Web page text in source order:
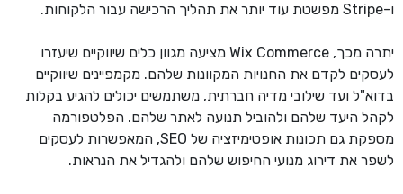
ו-Stripe מפשטת עוד יותר את תהליך הרכישה עבור הלקוחות.
יתרה מכך, Wix Commerce מציעה מגוון כלים שיווקיים שיעזרו
לעסקים לקדם את החנויות המקוונות שלהם. מקמפיינים שיווקיים
בדוא"ל ועד שילובי מדיה חברתית, משתמשים יכולים להגיע בקלות
לקהל היעד שלהם ולהוביל תנועה לאתר שלהם. הפלטפורמה
מספקת גם תכונות אופטימיזציה של SEO, המאפשרות לעסקים
לשפר את דירוג מנועי החיפוש שלהם ולהגדיל את הנראות.